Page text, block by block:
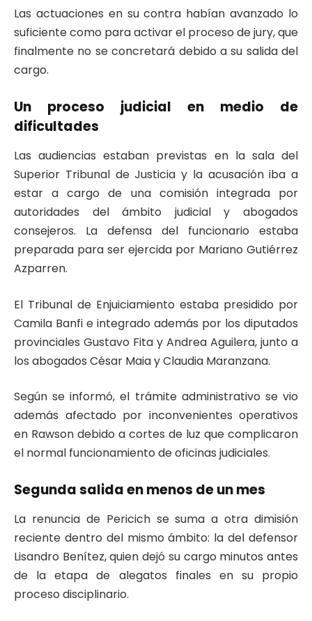
Las actuaciones en su contra habían avanzado lo
suficiente como para activar el proceso de jury, que
finalmente no se concretará debido a su salida del
cargo.
Un proceso judicial en medio de
dificultades
Las audiencias estaban previstas en la sala del
Superior Tribunal de Justicia y la acusación iba a
estar a cargo de una comisión integrada por
autoridades del ámbito judicial y abogados
consejeros. La defensa del funcionario estaba
preparada para ser ejercida por Mariano Gutiérrez
Azparren.
El Tribunal de Enjuiciamiento estaba presidido por
Camila Banfi e integrado además por los diputados
provinciales Gustavo Fita y Andrea Aguilera, junto a
los abogados César Maia y Claudia Maranzana.
Según se informó, el trámite administrativo se vio
además afectado por inconvenientes operativos
en Rawson debido a cortes de luz que complicaron
el normal funcionamiento de oficinas judiciales.
Segunda salida en menos de un mes
La renuncia de Pericich se suma a otra dimisión
reciente dentro del mismo ámbito: la del defensor
Lisandro Benítez, quien dejó su cargo minutos antes
de la etapa de alegatos finales en su propio
proceso disciplinario.